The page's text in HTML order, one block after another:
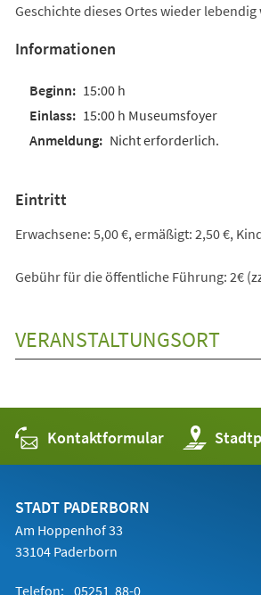
Geschichte dieses Ortes wieder lebendig
Informationen
15:00 h
15:00 h Museumsfoyer
Nicht erforderlich.
Eintritt
Erwachsene: 5,00 €, ermäßigt: 2,50 €,
Gebühr für die öffentliche Führung: 2€
VERANSTALTUNGSORT
Kontaktformular (Öffnet
in
einem
STADT PADERBORN
Am Hoppenhof 33
33104 Paderborn
Telefon: 05251 88-0